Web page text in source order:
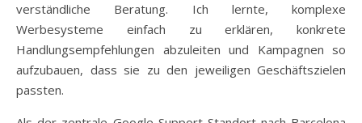
verständliche Beratung. Ich lernte, komplexe
Werbesysteme einfach zu erklären, konkrete
Handlungsempfehlungen abzuleiten und Kampagnen so
aufzubauen, dass sie zu den jeweiligen Geschäftszielen
passten.